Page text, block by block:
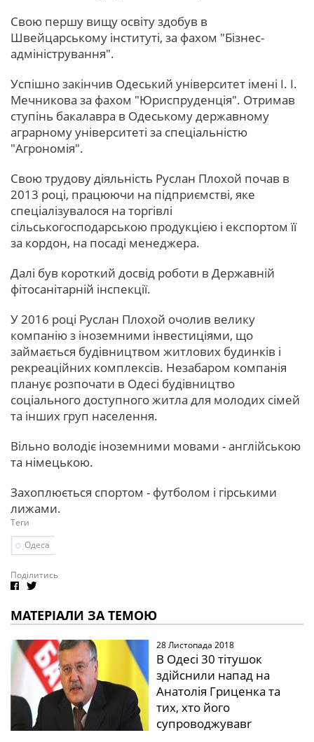
Свою першу вищу освіту здобув в
Швейцарському інституті, за фахом "Бізнес-
адміністрування".
Успішно закінчив Одеський університет імені І. І.
Мечникова за фахом "Юриспруденція". Отримав
ступінь бакалавра в Одеському державному
аграрному університеті за спеціальністю
"Агрономія".
Свою трудову діяльність Руслан Плохой почав в
2013 році, працюючи на підприємстві, яке
спеціалізувалося на торгівлі
сільськогосподарською продукцією і експортом її
за кордон, на посаді менеджера.
Далі був короткий досвід роботи в Державній
фітосанітарній інспекції.
У 2016 році Руслан Плохой очолив велику
компанію з іноземними інвестиціями, що
займається будівництвом житлових будинків і
рекреаційних комплексів. Незабаром компанія
планує розпочати в Одесі будівництво
соціального доступного житла для молодих сімей
та інших груп населення.
Вільно володіє іноземними мовами - англійською
та німецькою.
Захоплюється спортом - футболом і гірськими
лижами.
Теги
Одеса
Поділитись
МАТЕРІАЛИ ЗА ТЕМОЮ
28 Листопада 2018
В Одесі 30 тітушок
здійснили напад на
Анатолія Гриценка та
тих, хто його
супроводжувавr